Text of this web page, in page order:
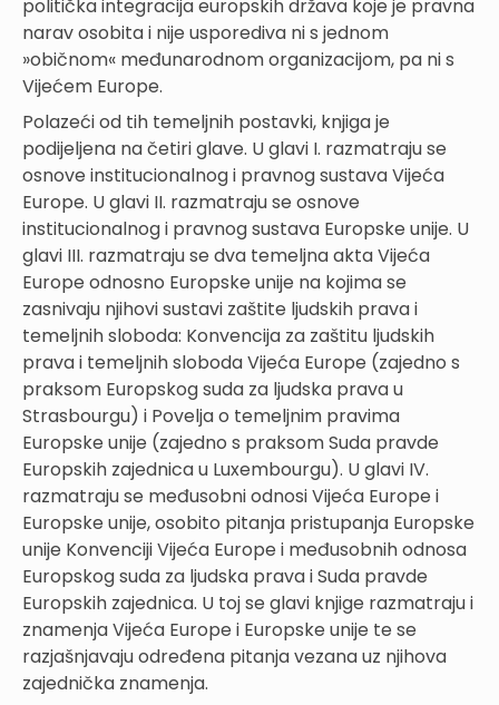
politička integracija europskih država koje je pravna
narav osobita i nije usporediva ni s jednom
»običnom« međunarodnom organizacijom, pa ni s
Vijećem Europe.
Polazeći od tih temeljnih postavki, knjiga je
podijeljena na četiri glave. U glavi I. razmatraju se
osnove institucionalnog i pravnog sustava Vijeća
Europe. U glavi II. razmatraju se osnove
institucionalnog i pravnog sustava Europske unije. U
glavi III. razmatraju se dva temeljna akta Vijeća
Europe odnosno Europske unije na kojima se
zasnivaju njihovi sustavi zaštite ljudskih prava i
temeljnih sloboda: Konvencija za zaštitu ljudskih
prava i temeljnih sloboda Vijeća Europe (zajedno s
praksom Europskog suda za ljudska prava u
Strasbourgu) i Povelja o temeljnim pravima
Europske unije (zajedno s praksom Suda pravde
Europskih zajednica u Luxembourgu). U glavi IV.
razmatraju se međusobni odnosi Vijeća Europe i
Europske unije, osobito pitanja pristupanja Europske
unije Konvenciji Vijeća Europe i međusobnih odnosa
Europskog suda za ljudska prava i Suda pravde
Europskih zajednica. U toj se glavi knjige razmatraju i
znamenja Vijeća Europe i Europske unije te se
razjašnjavaju određena pitanja vezana uz njihova
zajednička znamenja.